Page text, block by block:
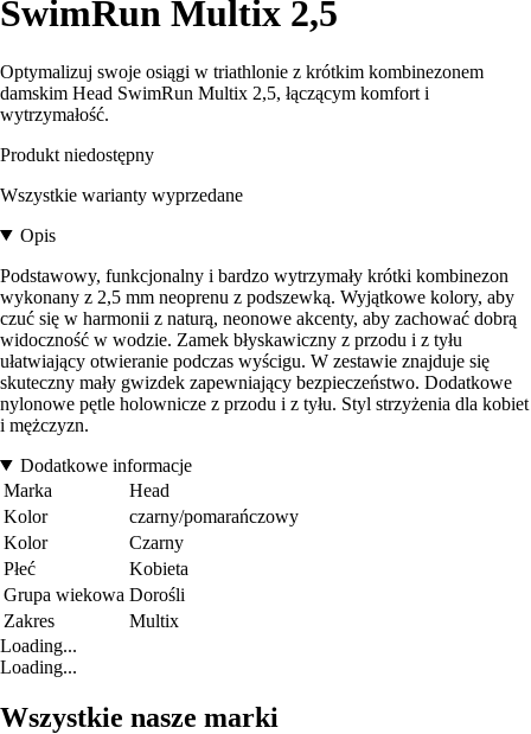
SwimRun Multix 2,5
Optymalizuj swoje osiągi w triathlonie z krótkim kombinezonem
damskim Head SwimRun Multix 2,5, łączącym komfort i
wytrzymałość.
Produkt niedostępny
Wszystkie warianty wyprzedane
Opis
Podstawowy, funkcjonalny i bardzo wytrzymały krótki kombinezon
wykonany z 2,5 mm neoprenu z podszewką. Wyjątkowe kolory, aby
czuć się w harmonii z naturą, neonowe akcenty, aby zachować dobrą
widoczność w wodzie. Zamek błyskawiczny z przodu i z tyłu
ułatwiający otwieranie podczas wyścigu. W zestawie znajduje się
skuteczny mały gwizdek zapewniający bezpieczeństwo. Dodatkowe
nylonowe pętle holownicze z przodu i z tyłu. Styl strzyżenia dla kobiet
i mężczyzn.
Dodatkowe informacje
Marka
Head
Kolor
czarny/pomarańczowy
Kolor
Czarny
Płeć
Kobieta
Grupa wiekowa Dorośli
Zakres
Multix
Loading...
Loading...
Wszystkie nasze marki